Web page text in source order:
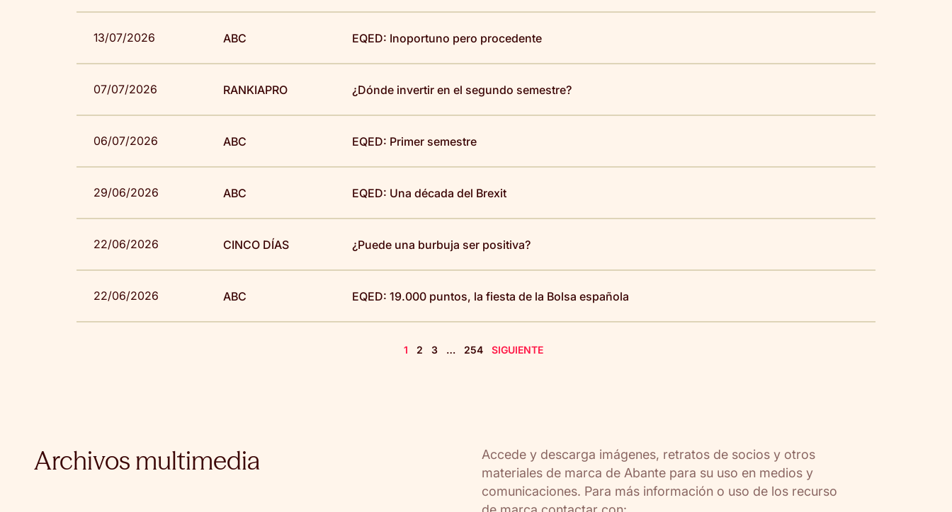
13/07/2026 ABC EQED: Inoportuno pero procedente
07/07/2026 RANKIAPRO ¿Dónde invertir en el segundo semestre?
06/07/2026 ABC EQED: Primer semestre
29/06/2026 ABC EQED: Una década del Brexit
22/06/2026 CINCO DÍAS ¿Puede una burbuja ser positiva?
22/06/2026 ABC EQED: 19.000 puntos, la fiesta de la Bolsa española
1 2 3 … 254 SIGUIENTE
Archivos multimedia
Accede y descarga imágenes, retratos de socios y otros
materiales de marca de Abante para su uso en medios y
comunicaciones. Para más información o uso de los recurso